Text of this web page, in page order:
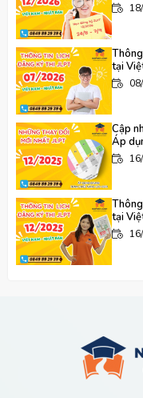
tại
Cập
Áp
tại
Nên
Bến